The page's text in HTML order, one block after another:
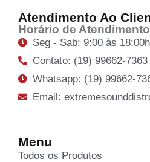
Atendimento Ao
Horário de Atendimento
Seg - Sab: 9:00 às
Contato: (19) 99662-7363
Whatsapp: (19) 99662-
Email:
Menu
Todos os Produtos